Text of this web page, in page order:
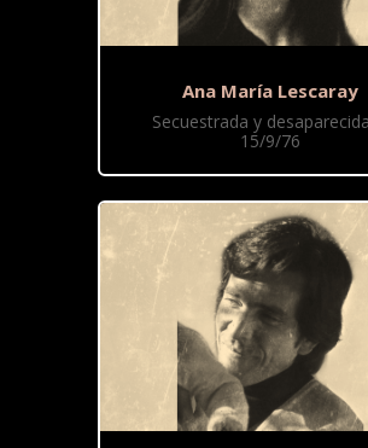
Ana María Lescaray
Secuestrada y
15/9/76